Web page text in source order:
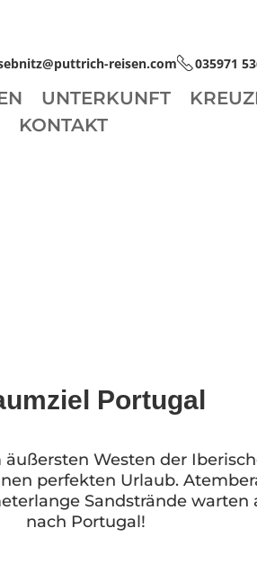
reisen.com 035971
UNTERKUNFT
KONTAKT
Portugal
Westen der
perfekten Urlaub.
Sandstrände warten
nach Portugal!